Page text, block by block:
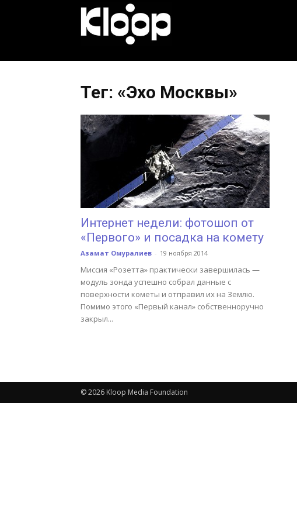
Новости
Кыргызстана
Тег: «Эхо Москвы»
Интернет недели: фотошоп от
«Первого» и посадка на комету
Азамат Омуралиев - 19 ноября 2014
Миссия «Розетта» практически завершилась —
модуль зонда успешно собрал данные с
поверхности кометы и отправил их на Землю.
Помимо этого «Первый канал» собственноручно
закрыл...
© 2026 Kloop Media Foundation